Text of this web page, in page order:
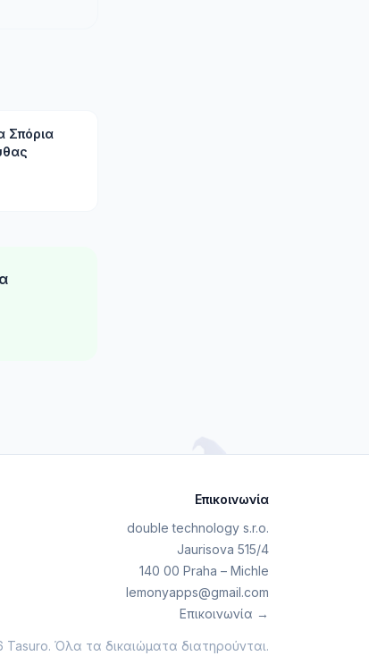
Σπόρια
Επικοινωνία
double technology s.r.o.
Jaurisova 515/4
140 00 Praha – Michle
lemonyapps@gmail.com
Επικοινωνία →
Tasuro. Όλα τα δικαιώματα διατηρούνται.